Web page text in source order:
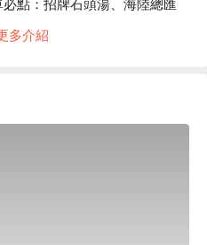
餐點選擇豐富，價格親民，
多介紹